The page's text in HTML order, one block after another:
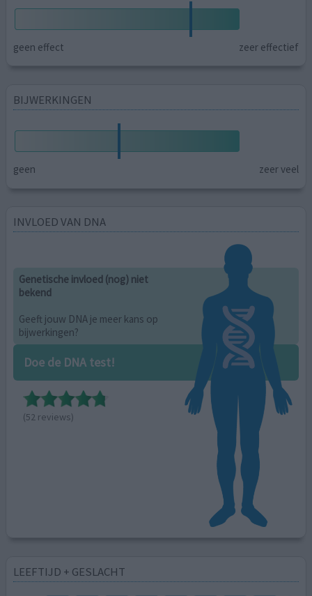
geen effect zeer effectief
BIJWERKINGEN
geen zeer veel
INVLOED VAN DNA
Genetische invloed (nog) niet
bekend
Geeft jouw DNA je meer kans op
bijwerkingen?
Doe de DNA test!
(52 reviews)
LEEFTIJD + GESLACHT